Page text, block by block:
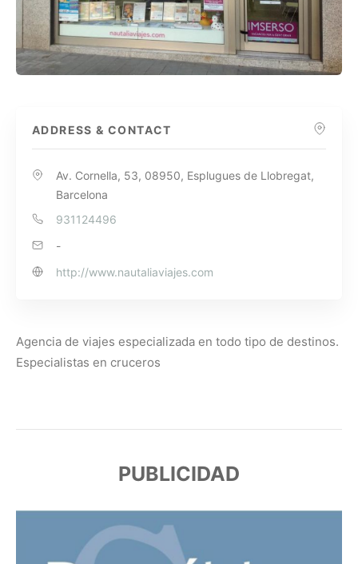
ADDRESS & CONTACT
Av. Cornella, 53, 08950, Esplugues de Llobregat,
Barcelona
931124496
-
http://www.nautaliaviajes.com
Agencia de viajes especializada en todo tipo de destinos.
Especialistas en cruceros
PUBLICIDAD